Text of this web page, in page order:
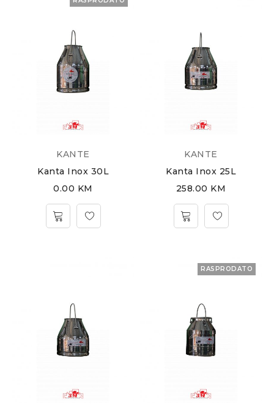
KANTE
Kanta Inox 30L
0.00 KM
KANTE
Kanta Inox 25L
258.00 KM
RASPRODATO